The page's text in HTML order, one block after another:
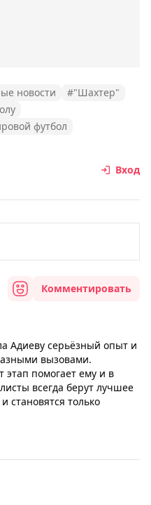
новости
#"Шахтер"
футбол
Вход
Комментировать
Адиеву серьёзный опыт и
вызовами.
этап помогает ему и в
всегда берут лучшее
становятся только